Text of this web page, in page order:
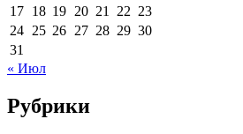
17 18 19 20 21 22 23
24 25 26 27 28 29 30
31
« Июл
Рубрики